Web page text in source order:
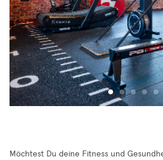
Möchtest Du deine Fitness und